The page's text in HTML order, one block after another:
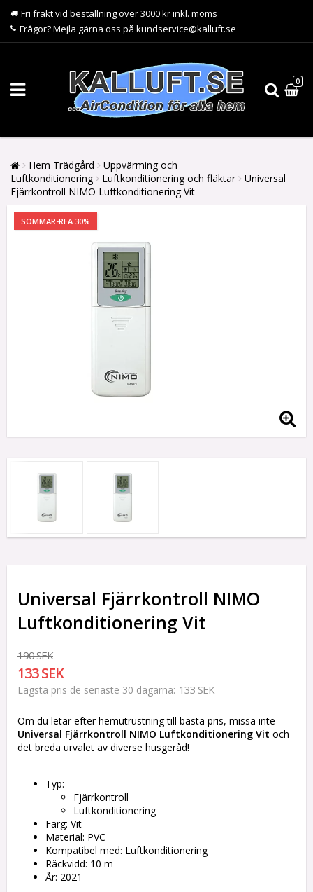
Fri frakt vid beställning över 3000 kr inkl. moms
Frågor? Mejla gärna oss på kundservice@kalluft.se
0
Hem Trädgård
Uppvärming och
Luftkonditionering
Luftkonditionering och fläktar
Universal
Fjärrkontroll NIMO Luftkonditionering Vit
SOMMAR-REA 30%
Universal Fjärrkontroll NIMO
Luftkonditionering Vit
190 SEK
133 SEK
Lägsta pris de senaste 30 dagarna 133 SEK
Om du letar efter hemutrustning till basta pris, missa inte
Universal Fjärrkontroll NIMO Luftkonditionering Vit och
det breda urvalet av diverse husgeråd!
Typ:
Fjärrkontroll
Luftkonditionering
Färg: Vit
Material: PVC
Kompatibel med: Luftkonditionering
Räckvidd: 10 m
År: 2021